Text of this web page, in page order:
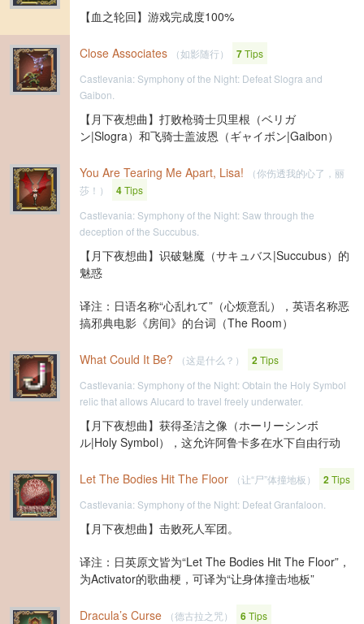
【血之轮回】游戏完成度100%
Close Associates （如影随行） 7Tips
Castlevania: Symphony of the Night: Defeat Slogra and
Gaibon.
【月下夜想曲】打败枪骑士贝里根（ベリガ
ン|Slogra）和飞骑士盖波恩（ギャイボン|Gaibon）
You Are Tearing Me Apart, Lisa!
（你伤透我的心了，丽
莎！）
4Tips
Castlevania: Symphony of the Night: Saw through the
deception of the Succubus.
【月下夜想曲】识破魅魔（サキュバス|Succubus）的
魅惑
译注：日语名称“心乱れて”（心烦意乱），英语名称恶
搞邪典电影《房间》的台词（The Room）
What Could It Be? （这是什么？） 2Tips
Castlevania: Symphony of the Night: Obtain the Holy Symbol
relic that allows Alucard to travel freely underwater.
【月下夜想曲】获得圣洁之像（ホーリーシンボ
ル|Holy Symbol），这允许阿鲁卡多在水下自由行动
Let The Bodies Hit The Floor （让“尸”体撞地板） 2Tips
Castlevania: Symphony of the Night: Defeat Granfaloon.
【月下夜想曲】击败死人军团。
译注：日英原文皆为“Let The Bodies Hit The Floor”，
为Activator的歌曲梗，可译为“让身体撞击地板”
Dracula’s Curse （德古拉之咒） 6Tips